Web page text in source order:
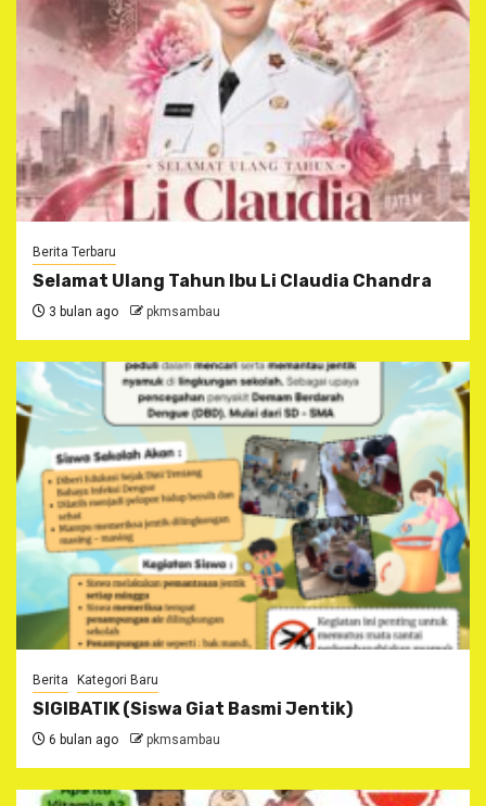
Berita Terbaru
Selamat Ulang Tahun Ibu Li Claudia Chandra
3 bulan ago pkmsambau
Berita Kategori Baru
SIGIBATIK (Siswa Giat Basmi Jentik)
6 bulan ago pkmsambau